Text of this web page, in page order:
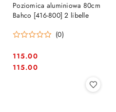
Poziomica aluminiowa 80cm
Bahco [416-800] 2 libelle
(0)
Cena:
115.00
Cena:
115.00